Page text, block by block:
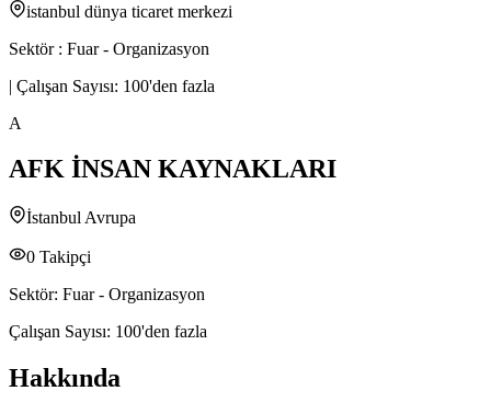
istanbul dünya ticaret merkezi
Sektör : Fuar - Organizasyon
| Çalışan Sayısı: 100'den fazla
A
AFK İNSAN KAYNAKLARI
İstanbul Avrupa
0 Takipçi
Sektör: Fuar - Organizasyon
Çalışan Sayısı: 100'den fazla
Hakkında